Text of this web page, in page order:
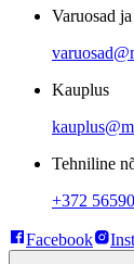
Varuosad
Kauplus
Tehniline
+372
Facebook